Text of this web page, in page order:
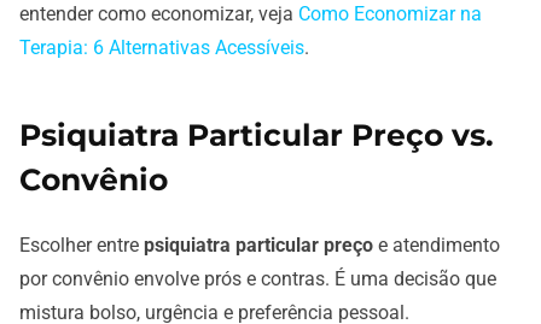
entender como economizar, veja Como Economizar na
Terapia: 6 Alternativas Acessíveis.
Psiquiatra Particular Preço vs.
Convênio
Escolher entre psiquiatra particular preço e atendimento
por convênio envolve prós e contras. É uma decisão que
mistura bolso, urgência e preferência pessoal.